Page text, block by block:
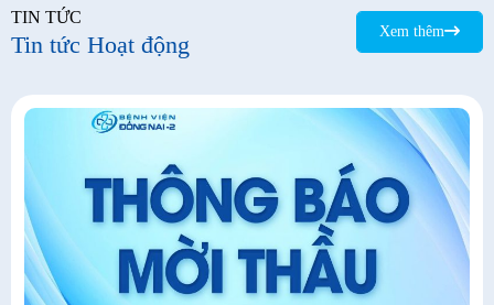
TIN TỨC
Tin tức Hoạt động Xem thêm